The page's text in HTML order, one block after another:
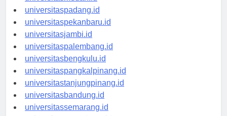
universitasmedan.id
universitaspadang.id
universitaspekanbaru.id
universitasjambi.id
universitaspalembang.id
universitasbengkulu.id
universitaspangkalpinang.id
universitastanjungpinang.id
universitasbandung.id